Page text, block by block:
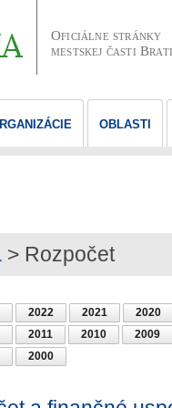
Oficiálne stránky
mestskej časti
OBLASTI
> Rozpočet
2022 2021
2020
2011 2010
2009
2000